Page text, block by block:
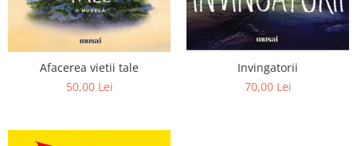
Afacerea vietii tale
50,00 Lei
Invingatorii
70,00 Lei